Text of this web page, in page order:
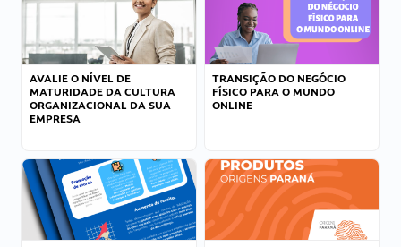
AVALIE O NÍVEL DE
MATURIDADE DA CULTURA
ORGANIZACIONAL DA SUA
EMPRESA
TRANSIÇÃO DO NEGÓCIO
FÍSICO PARA O MUNDO
ONLINE